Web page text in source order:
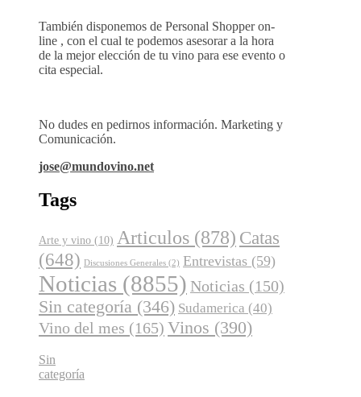
También disponemos de Personal Shopper on-
line , con el cual te podemos asesorar a la hora
de la mejor elección de tu vino para ese evento o
cita especial.
No dudes en pedirnos información. Marketing y
Comunicación.
jose@mundovino.net
Tags
Arte y vino (10) Articulos (878) Catas
(648) Discusiones Generales (2) Entrevistas (59)
Noticias (8855) Noticias (150)
Sin categoría (346) Sudamerica (40)
Vino del mes (165) Vinos (390)
Sin
categoría